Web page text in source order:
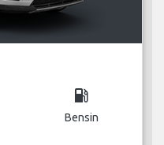
local_gas_station
Bensin